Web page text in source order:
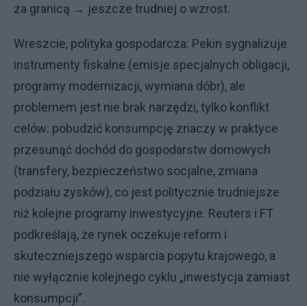
za granicą → jeszcze trudniej o wzrost.
Wreszcie, polityka gospodarcza: Pekin sygnalizuje
instrumenty fiskalne (emisje specjalnych obligacji,
programy modernizacji, wymiana dóbr), ale
problemem jest nie brak narzędzi, tylko konflikt
celów: pobudzić konsumpcję znaczy w praktyce
przesunąć dochód do gospodarstw domowych
(transfery, bezpieczeństwo socjalne, zmiana
podziału zysków), co jest politycznie trudniejsze
niż kolejne programy inwestycyjne. Reuters i FT
podkreślają, że rynek oczekuje reform i
skuteczniejszego wsparcia popytu krajowego, a
nie wyłącznie kolejnego cyklu „inwestycja zamiast
konsumpcji”.